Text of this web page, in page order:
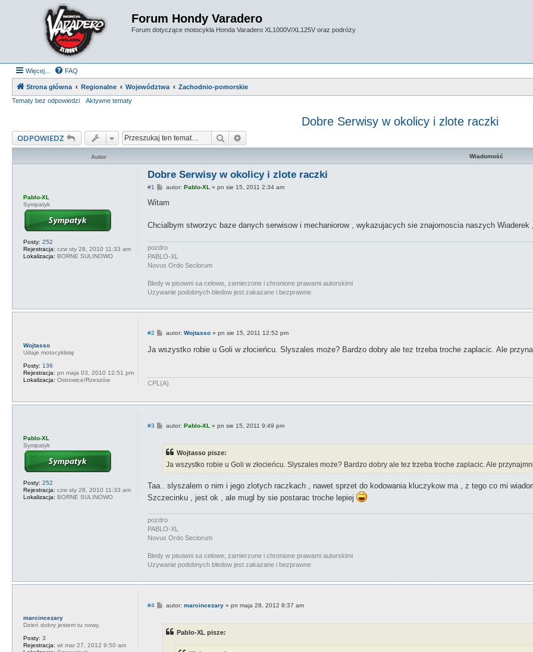
Forum Hondy Varadero
Forum dotyczące motocykla Honda Varadero XL1000V/XL125V oraz podróży
Więcej… FAQ
Strona główna Regionalne Województwa
Zachodnio-pomorskie
Tematy bez odpowiedzi
Aktywne tematy
Dobre Serwisy w okolicy i zlote raczki
ODPOWIEDZ Szukaj
Wiadomość
Autor
Pablo-XL
Sympatyk
Posty: 252
Rejestracja: czw sty 28, 2010 11:33 am
Lokalizacja: BORNE SULINOWO
Dobre Serwisy w okolicy i zlote raczki
#1
P
s
autor: Pablo-XL » pn sie 15, 2011 2:34 am
Witam
Chcialbym stworzyc baze danych serwisow i mechaniorow , wykazujacych sie znajomoscia naszych
pozdro
PABLO-XL
Novus Ordo Seclorum
Bledy w pisowni sa celowe, zamierzone i chronione prawami autorskimi 
Uzywanie podobnych bledow jest zakazane i bezprawne 
Wojtasso
Udaje motocyklistę
Posty: 136
Rejestracja: pn maja 03, 2010 12:51 pm
Lokalizacja: Ostrowice/Rzeszów
#2
P
s
t
autor: Wojtasso» pn sie 15, 2011 12:52 pm
Ja wszystko robie u Goli w złocieńcu. Slyszales może? Bardzo dobry ale tez trzeba troche zaplacic. Ale
CPL(A)
Pablo-XL
Sympatyk
Posty: 252
Rejestracja: czw sty 28, 2010 11:33 am
Lokalizacja: BORNE SULINOWO
#3
Pautor: Pablo-XL» pn sie 15, 2011 9:49 pm
Wojtasso pisze:
Ja wszystko robie u Goli w złocieńcu. Slyszales może? Bardzo dobry ale tez trzeba troche zaplacic. Ale
Taa.. slyszalem o nim i jego zlotych raczkach , nawet sprzet do kodowania kluczykow ma , z tego co mi
Szczecinku , jest ok , ale mugl by sie postarac troche lepiej
pozdro
PABLO-XL
Novus Ordo Seclorum
Bledy w pisowni sa celowe, zamierzone i chronione prawami autorskimi 
Uzywanie podobnych bledow jest zakazane i bezprawne 
marcincezary
Dzień dobry jestem tu nowy.
Posty: 3
Rejestracja: wt mar 27, 2012 9:50 am
#4
Pautor: marcincezary» pn maja 28, 2012 8:37 am
Pablo-XL pisze: